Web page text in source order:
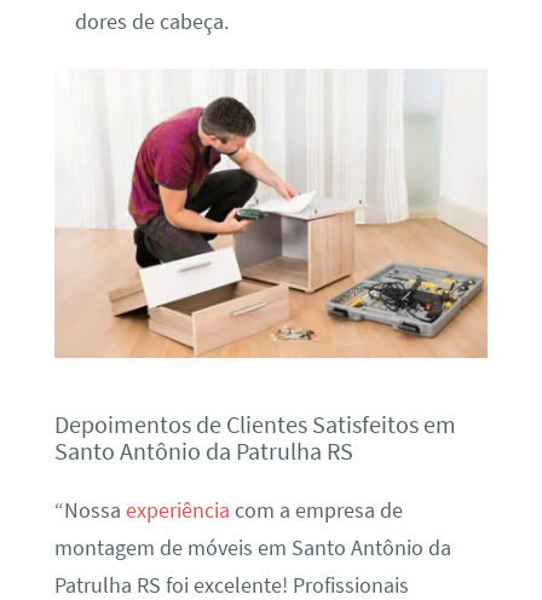
dores de cabeça.
Depoimentos de Clientes Satisfeitos em
Santo Antônio da Patrulha RS
“Nossa experiência com a empresa de
montagem de móveis em Santo Antônio da
Patrulha RS foi excelente! Profissionais